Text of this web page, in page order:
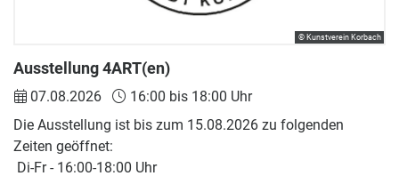
Ausstellung 4ART(en)
07.08.2026
16:00 bis 18:00 Uhr
Die Ausstellung ist bis zum 15.08.2026 zu folgenden
Zeiten geöffnet:
Di-Fr - 16:00-18:00 Uhr
© Kunstverein Korbach